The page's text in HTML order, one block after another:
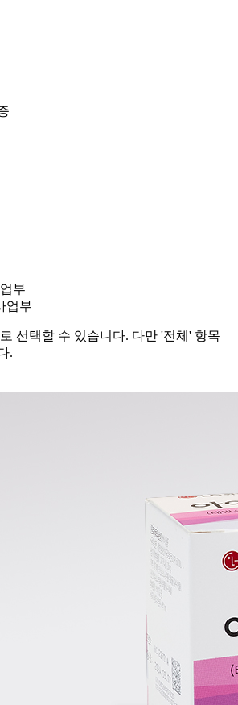
부
업부
선택할 수 있습니다. 다만 '전체' 항목
.